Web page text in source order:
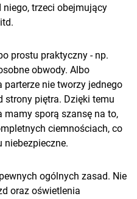
trzeci obejmujący
prostu praktyczny - np.
obwody. Albo
parterze nie tworzy jednego
strony piętra. Dzięki temu
sporą szansę na to,
ciemnościach, co
niebezpieczne.
ogólnych zasad. Nie
oraz oświetlenia